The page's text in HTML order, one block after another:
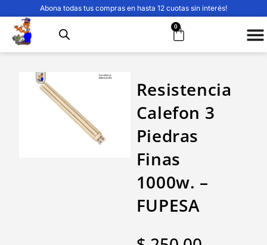
Abona todas tus compras en hasta 12 cuotas sin interés!
0
Resistencia
Calefon 3
Piedras
Finas
1000w. –
FUPESA